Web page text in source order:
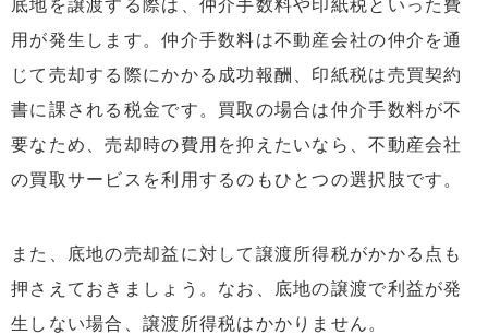
底地を譲渡する際は、仲介手数料や印紙税といった費
用が発生します。仲介手数料は不動産会社の仲介を通
じて売却する際にかかる成功報酬、印紙税は売買契約
書に課される税金です。買取の場合は仲介手数料が不
要なため、売却時の費用を抑えたいなら、不動産会社
の買取サービスを利用するのもひとつの選択肢です。
また、底地の売却益に対して譲渡所得税がかかる点も
押さえておきましょう。なお、底地の譲渡で利益が発
生しない場合、譲渡所得税はかかりません。